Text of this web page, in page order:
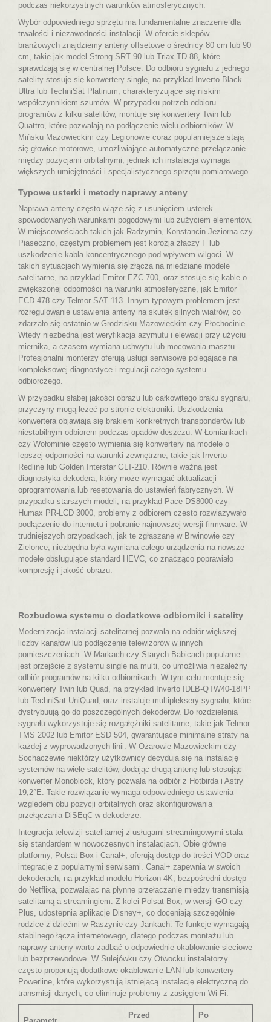
podczas niekorzystnych warunków atmosferycznych.
Wybór odpowiedniego sprzętu ma fundamentalne znaczenie dla
trwałości i niezawodności instalacji. W ofercie sklepów
branżowych znajdziemy anteny offsetowe o średnicy 80 cm lub 90
cm, takie jak model Strong SRT 90 lub Triax TD 88, które
sprawdzają się w centralnej Polsce. Do odbioru sygnału z jednego
satelity stosuje się konwertery single, na przykład Inverto Black
Ultra lub TechniSat Platinum, charakteryzujące się niskim
współczynnikiem szumów. W przypadku potrzeb odbioru
programów z kilku satelitów, montuje się konwertery Twin lub
Quattro, które pozwalają na podłączenie wielu odbiorników. W
Mińsku Mazowieckim czy Legionowie coraz popularniejsze stają
się głowice motorowe, umożliwiające automatyczne przełączanie
między pozycjami orbitalnymi, jednak ich instalacja wymaga
większych umiejętności i specjalistycznego sprzętu pomiarowego.
Typowe usterki i metody naprawy anteny
Naprawa anteny często wiąże się z usunięciem usterek
spowodowanych warunkami pogodowymi lub zużyciem elementów.
W miejscowościach takich jak Radzymin, Konstancin Jeziorna czy
Piaseczno, częstym problemem jest korozja złączy F lub
uszkodzenie kabla koncentrycznego pod wpływem wilgoci. W
takich sytuacjach wymienia się złącza na miedziane modele
satelitarne, na przykład Emitor EZC 700, oraz stosuje się kable o
zwiększonej odporności na warunki atmosferyczne, jak Emitor
ECD 478 czy Telmor SAT 113. Innym typowym problemem jest
rozregulowanie ustawienia anteny na skutek silnych wiatrów, co
zdarzało się ostatnio w Grodzisku Mazowieckim czy Płochocinie.
Wtedy niezbędna jest weryfikacja azymutu i elewacji przy użyciu
miernika, a czasem wymiana uchwytu lub mocowania masztu.
Profesjonalni monterzy oferują usługi serwisowe polegające na
kompleksowej diagnostyce i regulacji całego systemu
odbiorczego.
W przypadku słabej jakości obrazu lub całkowitego braku sygnału,
przyczyny mogą leżeć po stronie elektroniki. Uszkodzenia
konwertera objawiają się brakiem konkretnych transponderów lub
niestabilnym odbiorem podczas opadów deszczu. W Łomiankach
czy Wołominie często wymienia się konwertery na modele o
lepszej odporności na warunki zewnętrzne, takie jak Inverto
Redline lub Golden Interstar GLT-210. Równie ważna jest
diagnostyka dekodera, który może wymagać aktualizacji
oprogramowania lub resetowania do ustawień fabrycznych. W
przypadku starszych modeli, na przykład Pace DS8000 czy
Humax PR-LCD 3000, problemy z odbiorem często rozwiązywało
podłączenie do internetu i pobranie najnowszej wersji firmware. W
trudniejszych przypadkach, jak te zgłaszane w Brwinowie czy
Zielonce, niezbędna była wymiana całego urządzenia na nowsze
modele obsługujące standard HEVC, co znacząco poprawiało
kompresję i jakość obrazu.
Rozbudowa systemu o dodatkowe odbiorniki i satelity
Modernizacja instalacji satelitarnej pozwala na odbiór większej
liczby kanałów lub podłączenie telewizorów w innych
pomieszczeniach. W Markach czy Starych Babicach popularne
jest przejście z systemu single na multi, co umożliwia niezależny
odbiór programów na kilku odbiornikach. W tym celu montuje się
konwertery Twin lub Quad, na przykład Inverto IDLB-QTW40-18PP
lub TechniSat UniQuad, oraz instaluje multipleksery sygnału, które
dystrybuują go do poszczególnych dekoderów. Do rozdzielenia
sygnału wykorzystuje się rozgałęźniki satelitarne, takie jak Telmor
TMS 2002 lub Emitor ESD 504, gwarantujące minimalne straty na
każdej z wyprowadzonych linii. W Ożarowie Mazowieckim czy
Sochaczewie niektórzy użytkownicy decydują się na instalację
systemów na wiele satelitów, dodając drugą antenę lub stosując
konwerter Monoblock, który pozwala na odbiór z Hotbirda i Astry
19,2°E. Takie rozwiązanie wymaga odpowiedniego ustawienia
względem obu pozycji orbitalnych oraz skonfigurowania
przełączania DiSEqC w dekoderze.
Integracja telewizji satelitarnej z usługami streamingowymi stała
się standardem w nowoczesnych instalacjach. Obie główne
platformy, Polsat Box i Canal+, oferują dostęp do treści VOD oraz
integrację z popularnymi serwisami. Canal+ zapewnia w swoich
dekoderach, na przykład modelu Horizon 4K, bezpośredni dostęp
do Netflixa, pozwalając na płynne przełączanie między transmisją
satelitarną a streamingiem. Z kolei Polsat Box, w wersji GO czy
Plus, udostępnia aplikację Disney+, co doceniają szczególnie
rodzice z dziećmi w Raszynie czy Jankach. Te funkcje wymagają
stabilnego łącza internetowego, dlatego podczas montażu lub
naprawy anteny warto zadbać o odpowiednie okablowanie sieciowe
lub bezprzewodowe. W Sulejówku czy Otwocku instalatorzy
często proponują dodatkowe okablowanie LAN lub konwertery
Powerline, które wykorzystują istniejącą instalację elektryczną do
transmisji danych, co eliminuje problemy z zasięgiem Wi-Fi.
Przed
Po